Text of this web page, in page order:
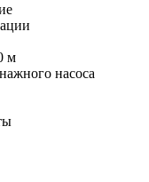
м
насоса